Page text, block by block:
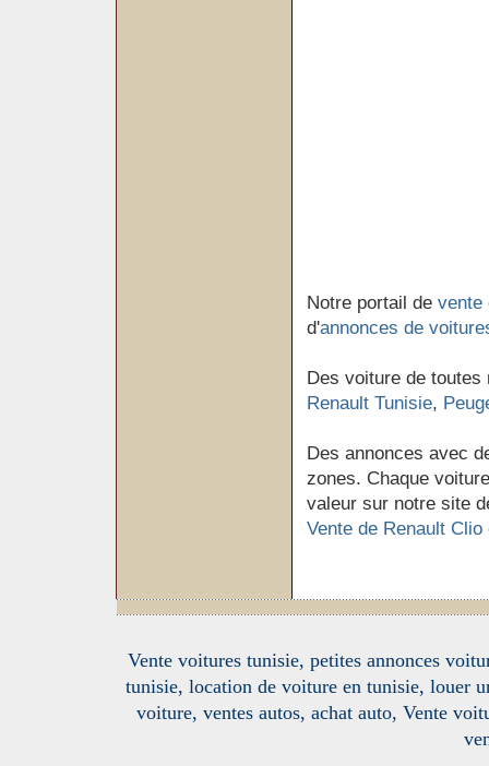
Notre portail de vente
d'annonces de
Des voiture de
Renault Tunisie,
Des annonces avec
zones. Chaque
valeur sur notre site
Vente de Renault Clio
Vente voitures tunisie, petites annonces
tunisie, location de voiture en tunisie, louer
voiture, ventes autos, achat auto, Vente